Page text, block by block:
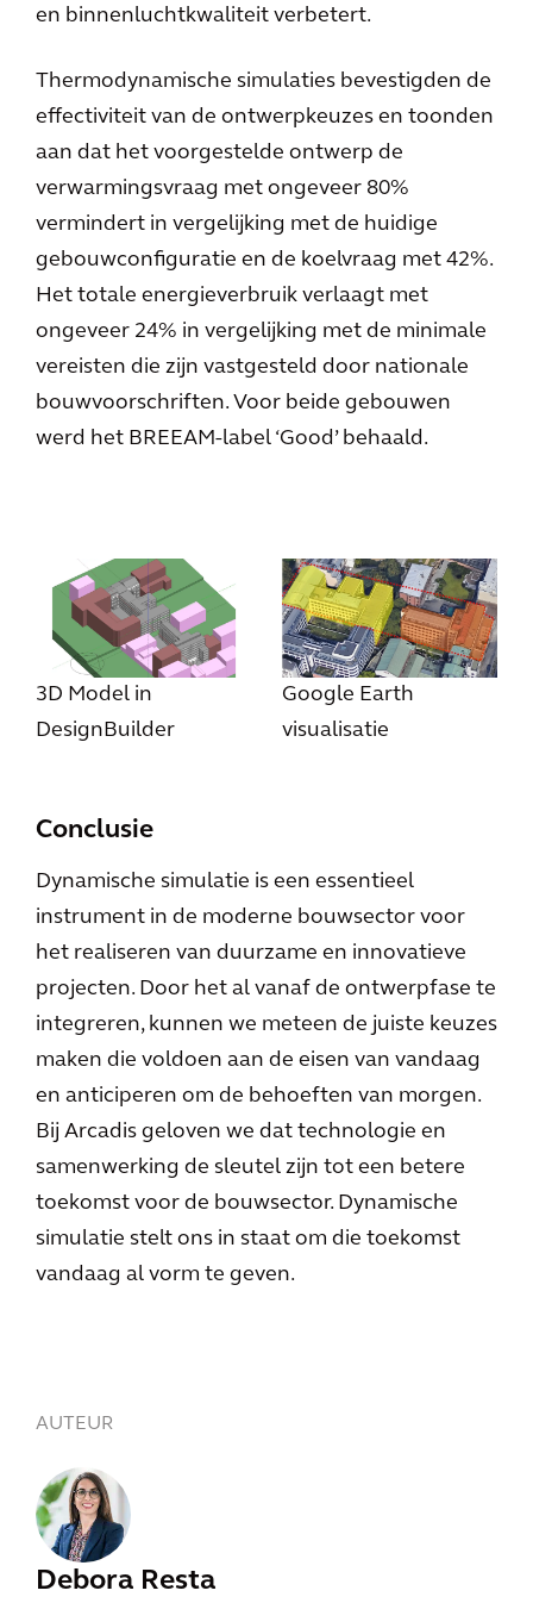
en binnenluchtkwaliteit verbetert.
Thermodynamische simulaties bevestigden de
effectiviteit van de ontwerpkeuzes en toonden
aan dat het voorgestelde ontwerp de
verwarmingsvraag met ongeveer 80%
vermindert in vergelijking met de huidige
gebouwconfiguratie en de koelvraag met 42%.
Het totale energieverbruik verlaagt met
ongeveer 24% in vergelijking met de minimale
vereisten die zijn vastgesteld door nationale
bouwvoorschriften. Voor beide gebouwen
werd het BREEAM-label ‘Good’ behaald.
3D Model in
DesignBuilder
Google Earth
visualisatie
Conclusie
Dynamische simulatie is een essentieel
instrument in de moderne bouwsector voor
het realiseren van duurzame en innovatieve
projecten. Door het al vanaf de ontwerpfase te
integreren, kunnen we meteen de juiste keuzes
maken die voldoen aan de eisen van vandaag
en anticiperen om de behoeften van morgen.
Bij Arcadis geloven we dat technologie en
samenwerking de sleutel zijn tot een betere
toekomst voor de bouwsector. Dynamische
simulatie stelt ons in staat om die toekomst
vandaag al vorm te geven.
AUTEUR
Debora Resta